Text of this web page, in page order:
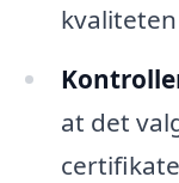
at det